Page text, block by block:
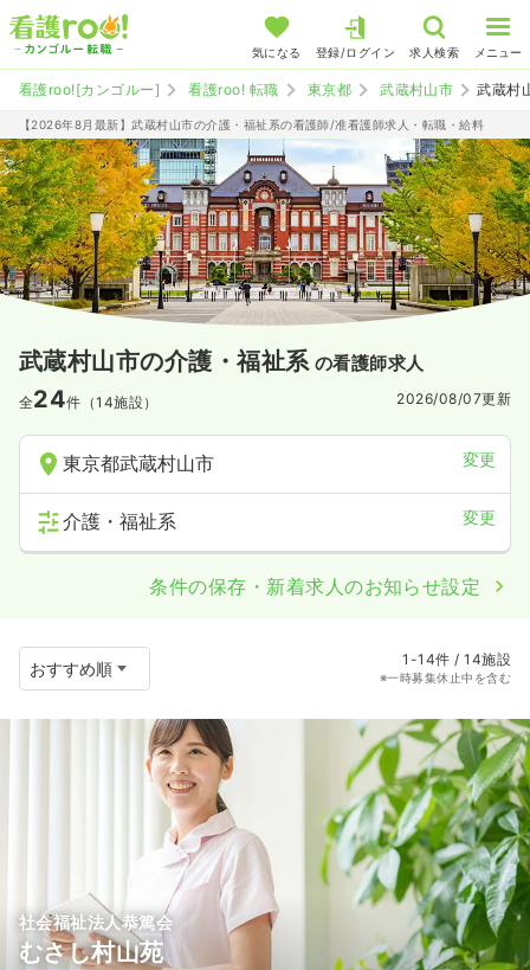
気になる 登録/ログイン 求人検索 メニュー
看護roo![カンゴルー] 看護roo! 転職 東京都 武蔵村山市 武蔵村
【2026年8月最新】武蔵村山市の介護・福祉系の看護師/准看護師求人・転職・給料
武蔵村山市の介護・福祉系 の看護師求人
全24件（14施設） 2026/08/07更新
東京都武蔵村山市 変更
介護・福祉系 変更
条件の保存・新着求人のお知らせ設定
1-14件 / 14施設
※一時募集休止中を含む
社会福祉法人恭篤会
むさし村山苑